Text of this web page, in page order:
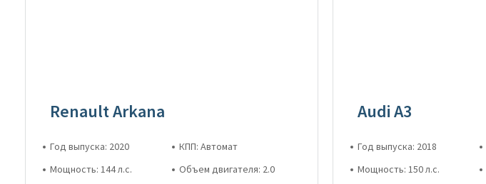
Renault Arkana
Год выпуска: 2020
КПП: Автомат
Мощность: 144 л.с.
Объем двигателя: 2.0
Audi A3
Год выпуска: 2018
Мощность: 150 л.с.